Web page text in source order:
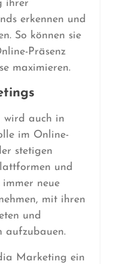
ihrer
erkennen und
So können sie
Präsenz
maximieren.
wird auch in
im Online-
stetigen
und
immer neue
mit ihren
und
aufzubauen.
Marketing ein